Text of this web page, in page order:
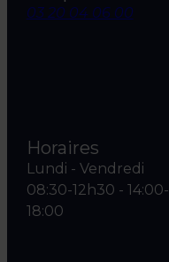
03 20 04 06 00
Horaires
Lundi - Vendredi
08:30-12h30 - 14:00-
18:00